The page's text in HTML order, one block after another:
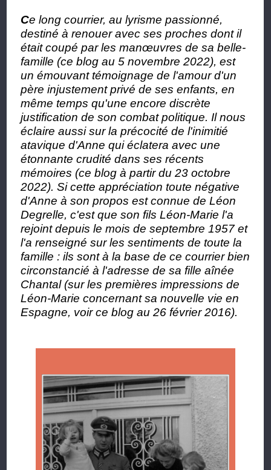
Ce long courrier, au lyrisme passionné,
destiné à renouer avec ses proches dont il
était coupé par les manœuvres de sa belle-
famille (ce blog au 5 novembre 2022), est
un émouvant témoignage de l'amour d'un
père injustement privé de ses enfants, en
même temps qu'une encore discrète
justification de son combat politique. Il nous
éclaire aussi sur la précocité de l'inimitié
atavique d'Anne qui éclatera avec une
étonnante crudité dans ses récents
mémoires (ce blog à partir du 23 octobre
2022). Si cette appréciation toute négative
d'Anne à son propos est connue de Léon
Degrelle, c'est que son fils Léon-Marie l'a
rejoint depuis le mois de septembre 1957 et
l'a renseigné sur les sentiments de toute la
famille : ils sont à la base de ce courrier bien
circonstancié à l'adresse de sa fille aînée
Chantal (sur les premières impressions de
Léon-Marie concernant sa nouvelle vie en
Espagne, voir ce blog au 26 février 2016).